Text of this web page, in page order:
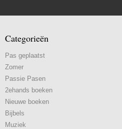
Categorieën
Pas geplaatst
Zomer
Passie Pasen
2ehands boeken
Nieuwe boeken
Bijbels
Muziek